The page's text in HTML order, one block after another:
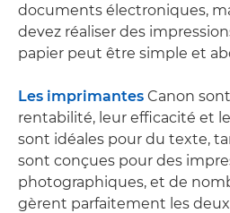
documents électroniques,
devez réaliser des
papier peut être simple et
Les imprimantes Canon
rentabilité, leur efficacité et
sont idéales pour du texte,
sont conçues pour des
photographiques, et de
gèrent parfaitement les